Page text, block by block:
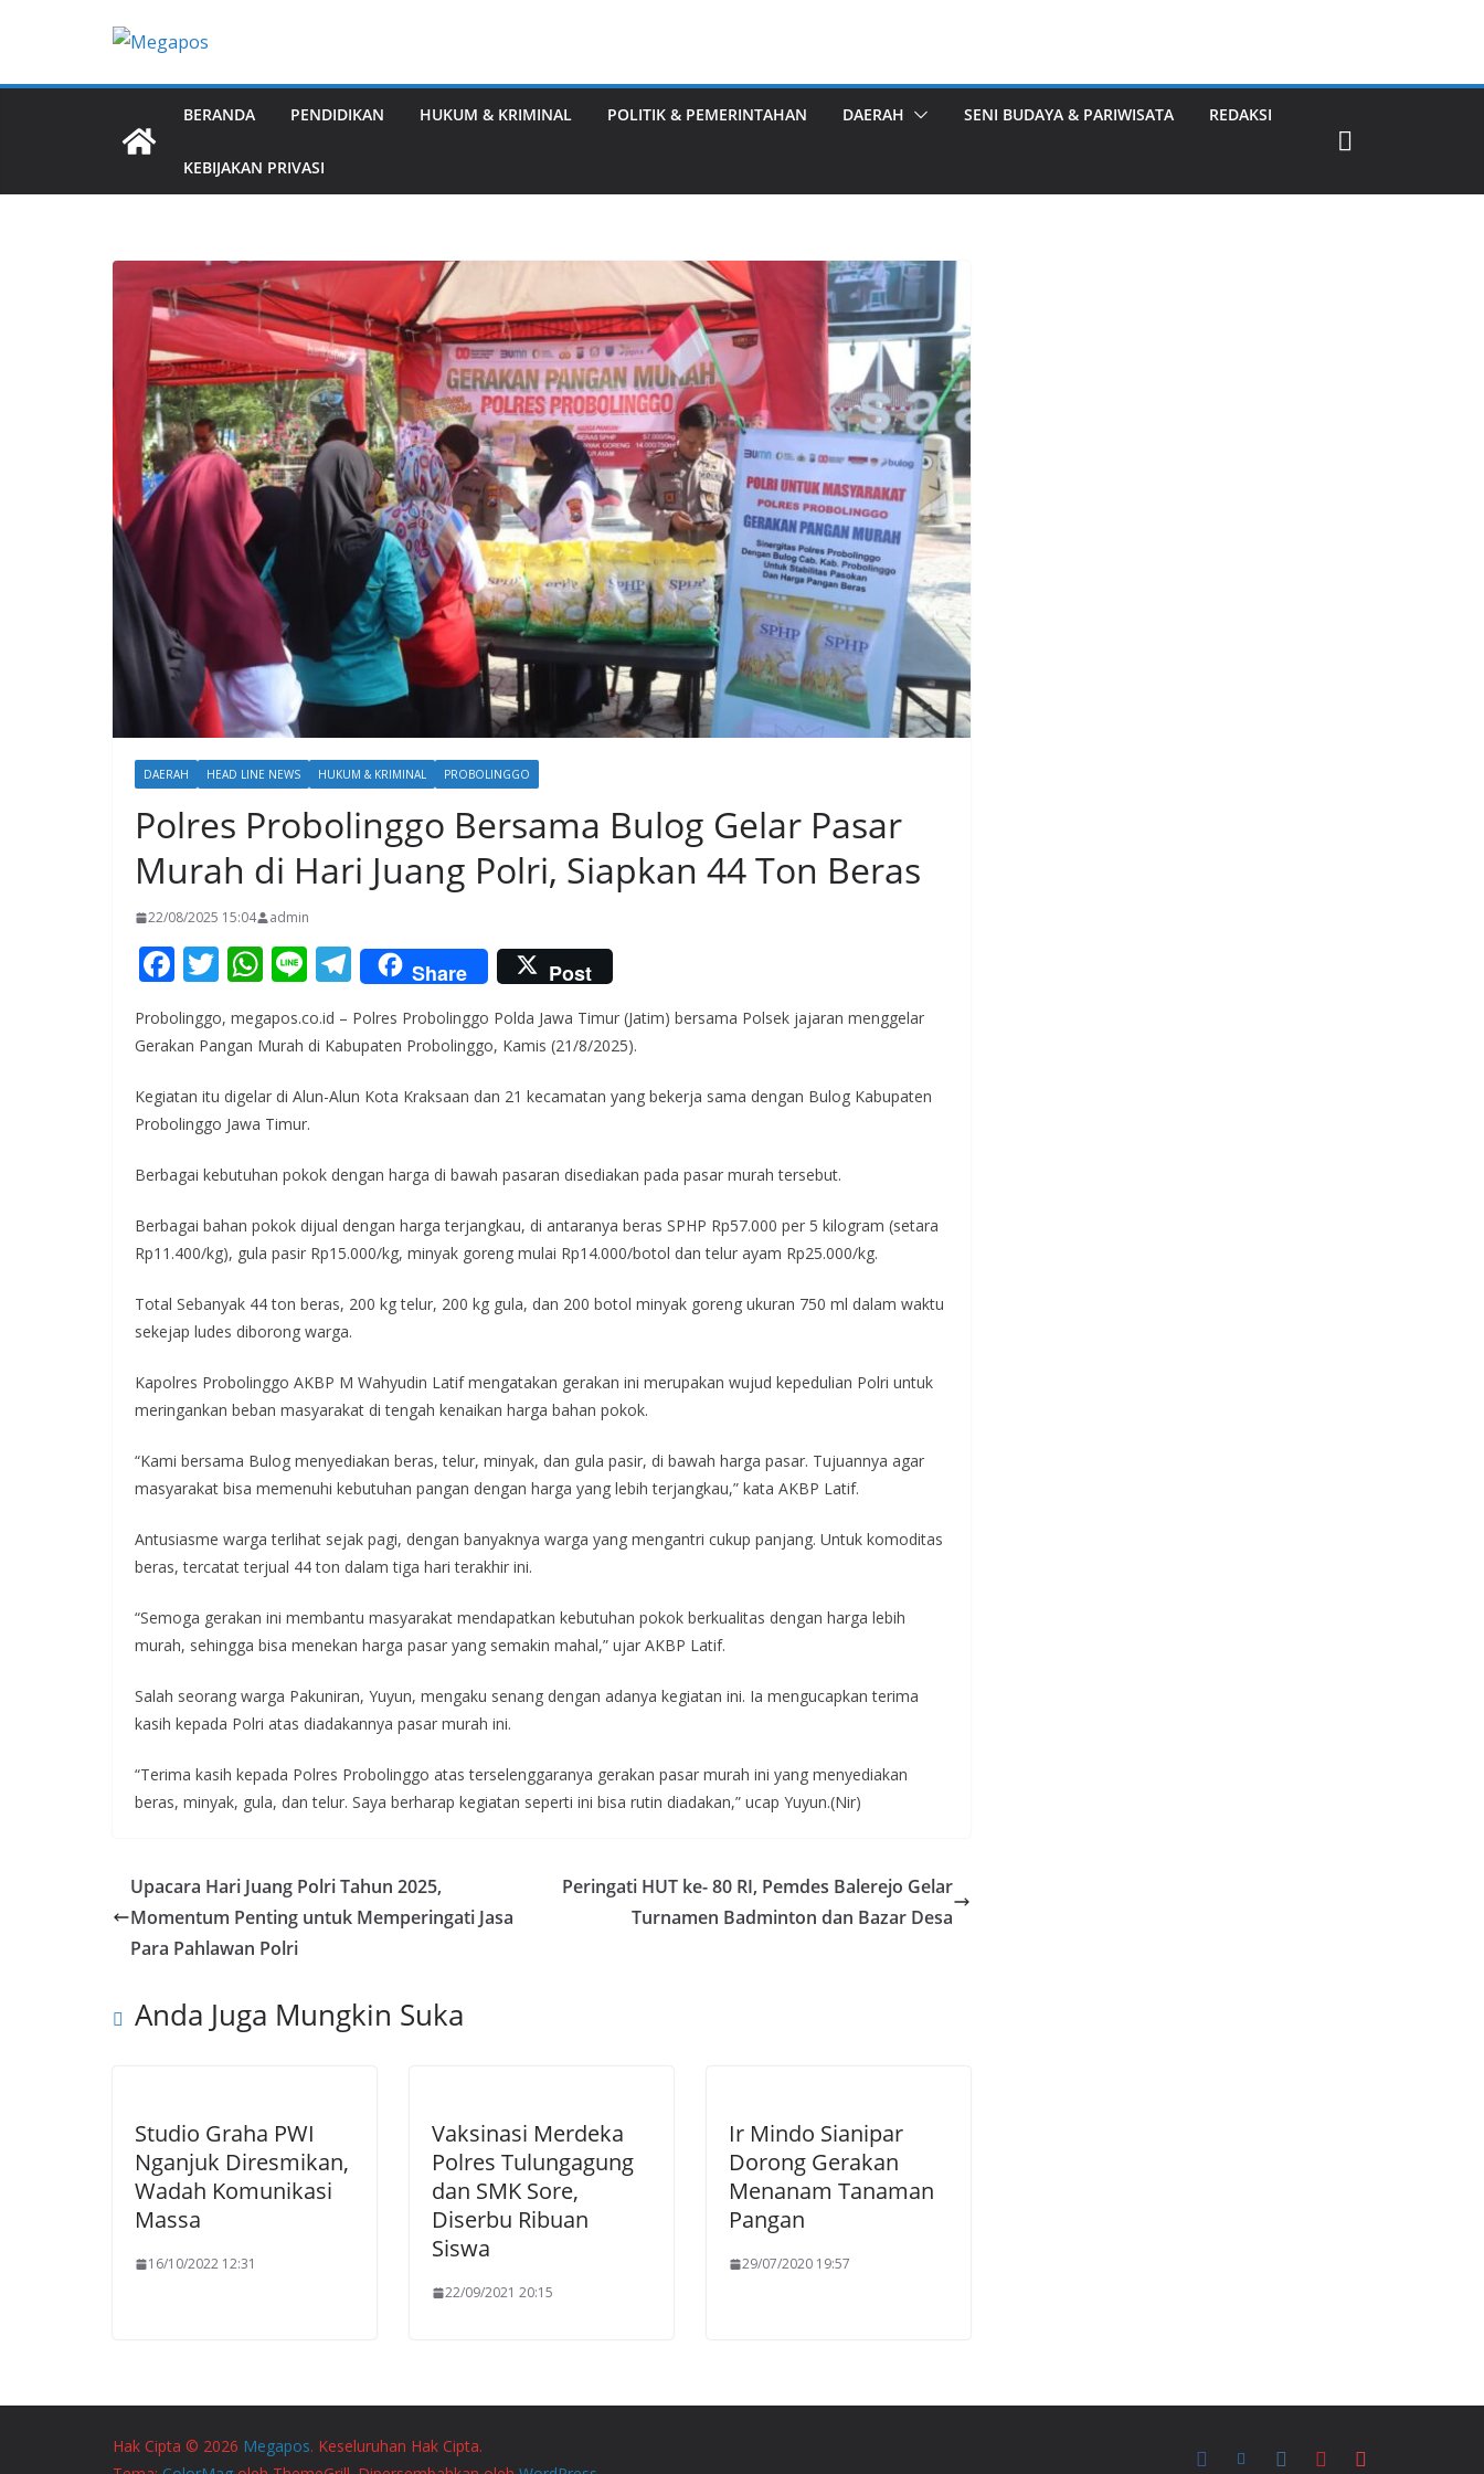
BERANDA PENDIDIKAN HUKUM & KRIMINAL POLITIK & PEMERINTAHAN DAERAH SENI BUDAYA & PARIWISATA REDAKSI
KEBIJAKAN PRIVASI
DAERAH HEAD LINE NEWS HUKUM & KRIMINAL PROBOLINGGO
Polres Probolinggo Bersama Bulog Gelar Pasar
Murah di Hari Juang Polri, Siapkan 44 Ton Beras
22/08/2025 15:04 admin
F
ac
e
o
o
k
T
itt
er
W
at
A
p
p
Li
e
T
el
e
gr
a
Share Post
Probolinggo, megapos.co.id – Polres Probolinggo Polda Jawa Timur (Jatim) bersama Polsek jajaran menggelar
Gerakan Pangan Murah di Kabupaten Probolinggo, Kamis (21/8/2025).
Kegiatan itu digelar di Alun-Alun Kota Kraksaan dan 21 kecamatan yang bekerja sama dengan Bulog Kabupaten
Probolinggo Jawa Timur.
Berbagai kebutuhan pokok dengan harga di bawah pasaran disediakan pada pasar murah tersebut.
Berbagai bahan pokok dijual dengan harga terjangkau, di antaranya beras SPHP Rp57.000 per 5 kilogram (setara
Rp11.400/kg), gula pasir Rp15.000/kg, minyak goreng mulai Rp14.000/botol dan telur ayam Rp25.000/kg.
Total Sebanyak 44 ton beras, 200 kg telur, 200 kg gula, dan 200 botol minyak goreng ukuran 750 ml dalam waktu
sekejap ludes diborong warga.
Kapolres Probolinggo AKBP M Wahyudin Latif mengatakan gerakan ini merupakan wujud kepedulian Polri untuk
meringankan beban masyarakat di tengah kenaikan harga bahan pokok.
“Kami bersama Bulog menyediakan beras, telur, minyak, dan gula pasir, di bawah harga pasar. Tujuannya agar
masyarakat bisa memenuhi kebutuhan pangan dengan harga yang lebih terjangkau,” kata AKBP Latif.
Antusiasme warga terlihat sejak pagi, dengan banyaknya warga yang mengantri cukup panjang. Untuk komoditas
beras, tercatat terjual 44 ton dalam tiga hari terakhir ini.
“Semoga gerakan ini membantu masyarakat mendapatkan kebutuhan pokok berkualitas dengan harga lebih
murah, sehingga bisa menekan harga pasar yang semakin mahal,” ujar AKBP Latif.
Salah seorang warga Pakuniran, Yuyun, mengaku senang dengan adanya kegiatan ini. Ia mengucapkan terima
kasih kepada Polri atas diadakannya pasar murah ini.
“Terima kasih kepada Polres Probolinggo atas terselenggaranya gerakan pasar murah ini yang menyediakan
beras, minyak, gula, dan telur. Saya berharap kegiatan seperti ini bisa rutin diadakan,” ucap Yuyun.(Nir)
Upacara Hari Juang Polri Tahun 2025,
Momentum Penting untuk Memperingati Jasa
Para Pahlawan Polri
Peringati HUT ke- 80 RI, Pemdes Balerejo Gelar
Turnamen Badminton dan Bazar Desa
Anda Juga Mungkin Suka
Studio Graha PWI
Nganjuk Diresmikan,
Wadah Komunikasi
Massa
16/10/2022 12:31
Vaksinasi Merdeka
Polres Tulungagung
dan SMK Sore,
Diserbu Ribuan
Siswa
22/09/2021 20:15
Ir Mindo Sianipar
Dorong Gerakan
Menanam Tanaman
Pangan
29/07/2020 19:57
Hak Cipta © 2026 Megapos. Keseluruhan Hak Cipta.